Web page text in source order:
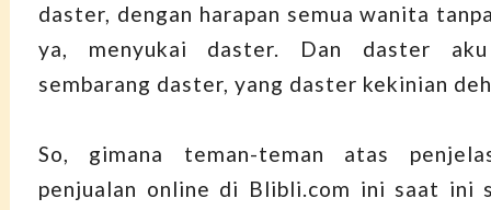
daster, dengan harapan semua wanita
ya, menyukai daster. Dan daster
sembarang daster, yang daster kekinian
So, gimana teman-teman atas
penjualan online di Blibli.com ini saat ini